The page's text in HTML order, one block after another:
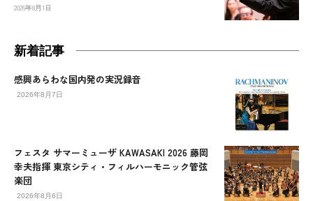
2026年8月1日
新着記事
感興あらわな国内発の実況録音
2026年8月7日
フェスタ サマーミューザ KAWASAKI 2026 藤岡
幸夫指揮 東京シティ・フィルハーモニック管弦
楽団
2026年8月6日